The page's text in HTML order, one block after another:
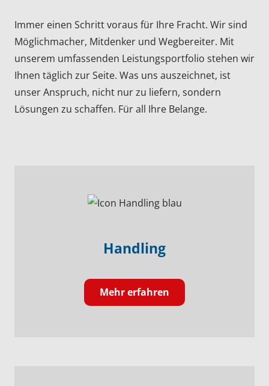
Immer einen Schritt voraus für Ihre Fracht. Wir sind
Möglichmacher, Mitdenker und Wegbereiter. Mit
unserem umfassenden Leistungsportfolio stehen wir
Ihnen täglich zur Seite. Was uns auszeichnet, ist
unser Anspruch, nicht nur zu liefern, sondern
Lösungen zu schaffen. Für all Ihre Belange.
Handling
Mehr erfahren